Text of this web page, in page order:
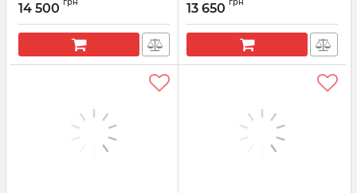
Артикул: 095000-0570
14 500 грн
Артикул: 1465A041
13 650 грн